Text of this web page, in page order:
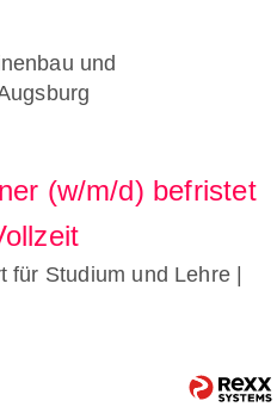
und
(w/m/d) befristet
für Studium und Lehre |